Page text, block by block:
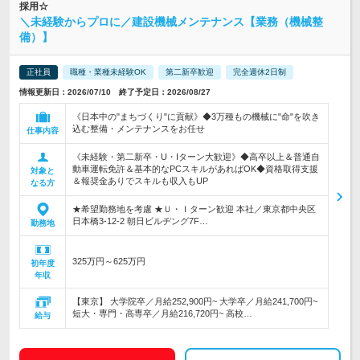
採用☆
＼未経験からプロに／建設機械メンテナンス【業務（機械整
備）】
正社員 職種・業種未経験OK 第二新卒歓迎 完全週休2日制
情報更新日：2026/07/10 終了予定日：2026/08/27
仕事内容
《日本中の"まちづくり"に貢献》◆3万種もの機械に"命"を吹き
込む整備・メンテナンスをお任せ
対象と
なる方
《未経験・第二新卒・U・Iターン大歓迎》◆高卒以上＆普通自
動車運転免許＆基本的なPCスキルがあればOK◆資格取得支援
＆報奨金ありでスキルも収入もUP
勤務地
★希望勤務地を考慮 ★Ｕ・Ｉターン歓迎 本社／東京都中央区
日本橋3-12-2 朝日ビルヂング7F…
初年度
年収
325万円～625万円
給与
【東京】 大学院卒／月給252,900円~ 大学卒／月給241,700円~
短大・専門・高専卒／月給216,720円~ 高校…